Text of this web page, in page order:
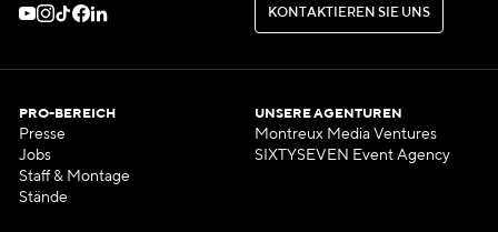
KON AKT EREN SI E UN S
KONTAKTIERENSIEUNS
PRO-BEREICH
Presse
Jobs
Staff & Montage
Stände
UNSERE AGENTUREN
Montreux Media Ventures
SIXTYSEVEN Event Agency